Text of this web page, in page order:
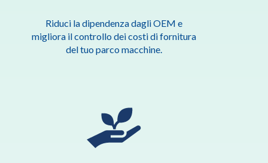
Riduci la dipendenza dagli OEM e
migliora il controllo dei costi di fornitura
del tuo parco macchine.